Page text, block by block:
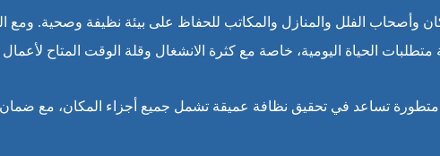
وأصحاب الفلل والمنازل والمكاتب للحفاظ على بيئة نظيفة وصحية. ومع
الحياة اليومية، خاصة مع كثرة الانشغال وقلة الوقت المتاح لأعمال
تساعد في تحقيق نظافة عميقة تشمل جميع أجزاء المكان، مع ضمان